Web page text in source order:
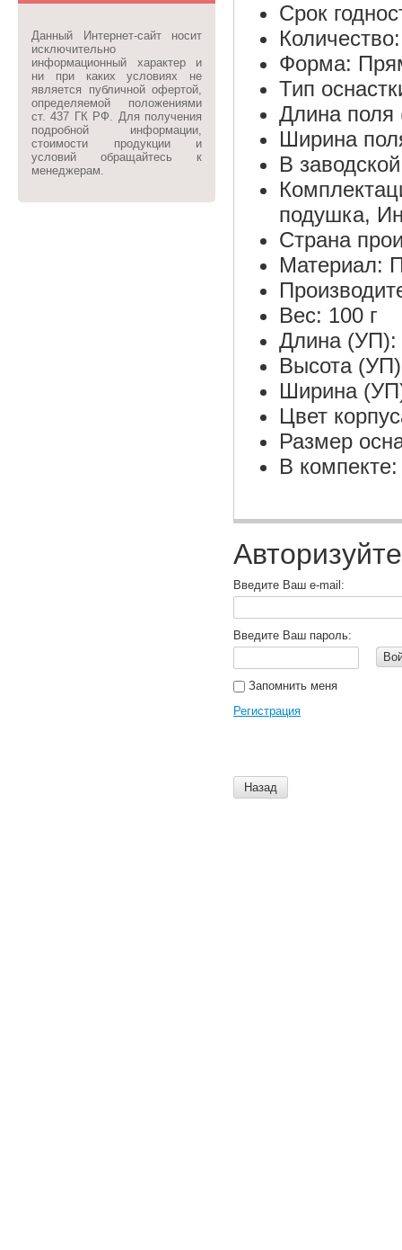
Данный Интернет-сайт носит
исключительно
информационный характер и
ни при каких условиях не
является публичной офертой,
определяемой положениями
ст. 437 ГК РФ. Для получения
подробной информации,
стоимости продукции и
условий обращайтесь к
менеджерам.
Срок
Форма:
Тип
Длина
Ширина
В
подушка,
Страна
Материал:
Вес: 100 г
Длина
Высота
Ширина
Цвет
Размер
В
Введите Ваш e-mail:
Введите Ваш пароль:
Запомнить меня
Регистрация
Назад